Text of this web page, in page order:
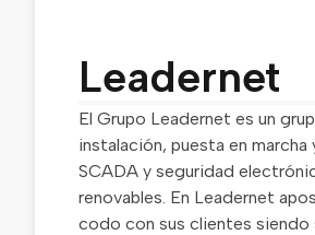
Leadernet
El Grupo Leadernet es un
instalación, puesta en
SCADA y seguridad
renovables. En Leadernet
codo con sus clientes